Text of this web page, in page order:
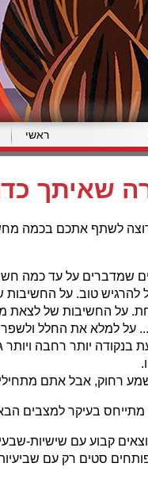
ראשי
שאיתך
לשתף אתכם בכמה
שמדברים על עד כמה
להרגיש טוב. על החשיבות
על החשיבות של לצאת
על למלא את החלל ולשפר
רחוק, אבל אתם
בעיקר למצבים